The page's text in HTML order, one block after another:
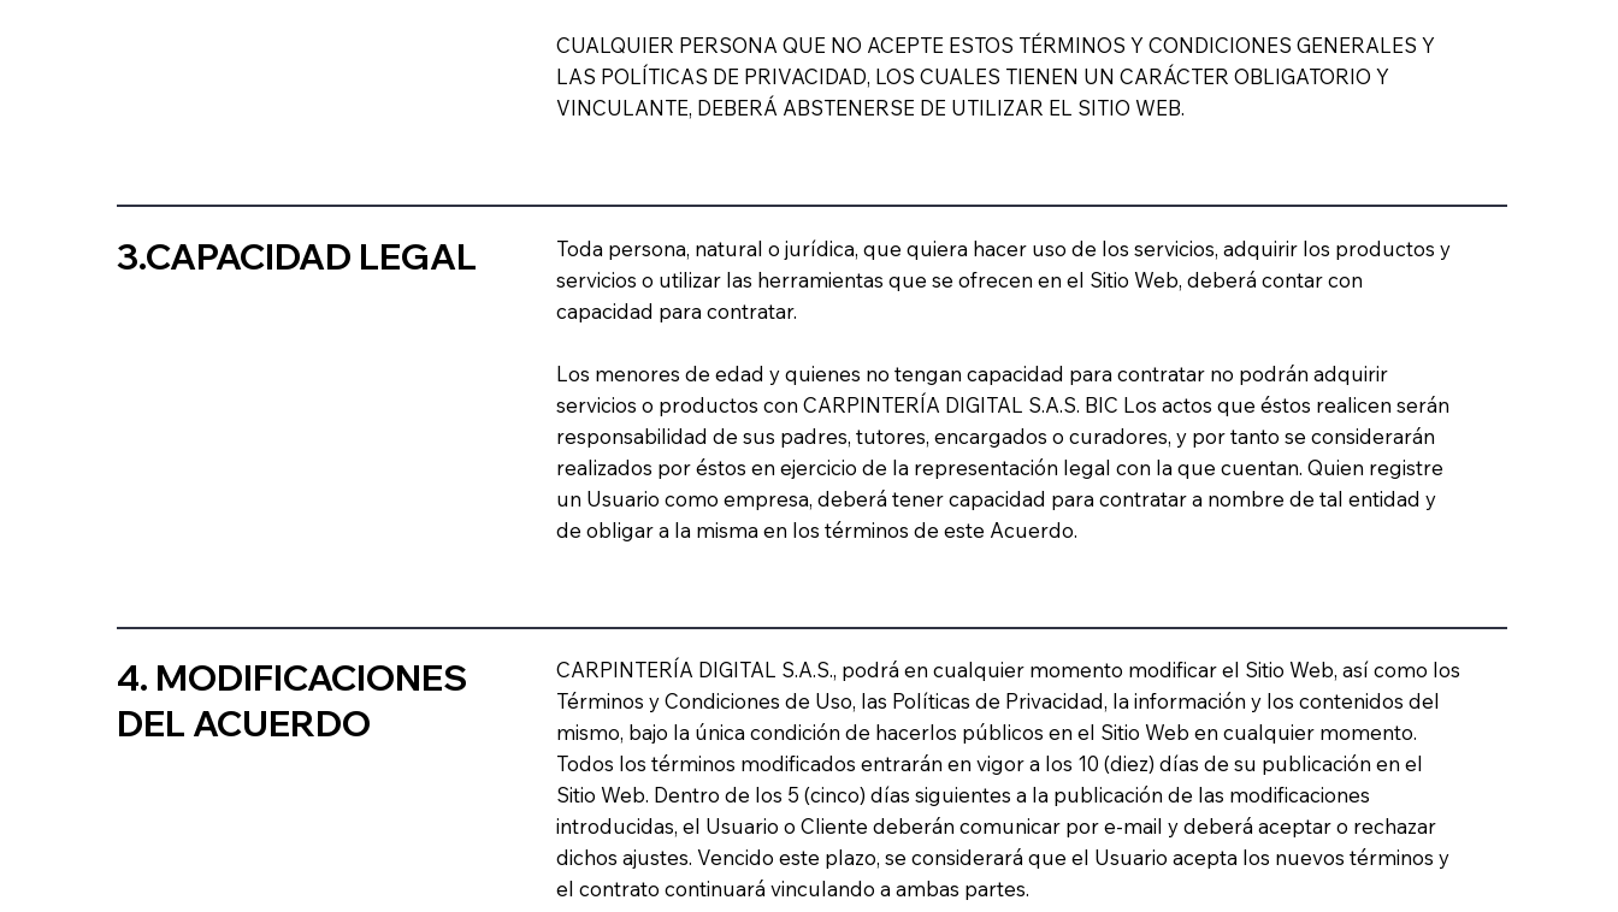
CUALQUIER PERSONA QUE NO ACEPTE ESTOS TÉRMINOS Y CONDICIONES GENERALES Y
LAS POLÍTICAS DE PRIVACIDAD, LOS CUALES TIENEN UN CARÁCTER OBLIGATORIO Y
VINCULANTE, DEBERÁ ABSTENERSE DE UTILIZAR EL SITIO WEB.
Toda persona, natural o jurídica, que quiera hacer uso de los servicios, adquirir los productos y
servicios o utilizar las herramientas que se ofrecen en el Sitio Web, deberá contar con
capacidad para contratar.
Los menores de edad y quienes no tengan capacidad para contratar no podrán adquirir
servicios o productos con CARPINTERÍA DIGITAL S.A.S. BIC Los actos que éstos realicen serán
responsabilidad de sus padres, tutores, encargados o curadores, y por tanto se considerarán
realizados por éstos en ejercicio de la representación legal con la que cuentan. Quien registre
un Usuario como empresa, deberá tener capacidad para contratar a nombre de tal entidad y
de obligar a la misma en los términos de este Acuerdo.
3.CAPACIDAD LEGAL
CARPINTERÍA DIGITAL S.A.S., podrá en cualquier momento modificar el Sitio Web, así como los
Términos y Condiciones de Uso, las Políticas de Privacidad, la información y los contenidos del
mismo, bajo la única condición de hacerlos públicos en el Sitio Web en cualquier momento.
Todos los términos modificados entrarán en vigor a los 10 (diez) días de su publicación en el
Sitio Web. Dentro de los 5 (cinco) días siguientes a la publicación de las modificaciones
introducidas, el Usuario o Cliente deberán comunicar por e-mail y deberá aceptar o rechazar
dichos ajustes. Vencido este plazo, se considerará que el Usuario acepta los nuevos términos y
el contrato continuará vinculando a ambas partes.
4. MODIFICACIONES
DEL ACUERDO